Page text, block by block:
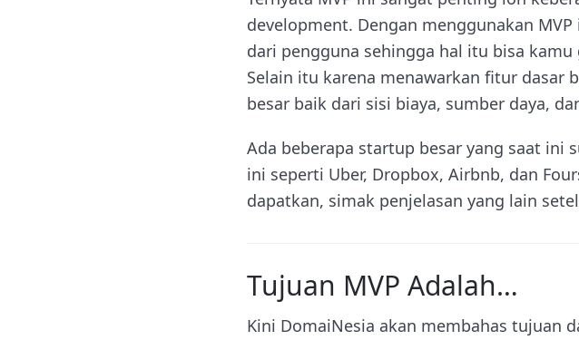
development. Dengan menggunakan
dari pengguna sehingga hal itu bisa
Selain itu karena menawarkan fitur dasar
besar baik dari sisi biaya, sumber daya,
Ada beberapa startup besar yang saat ini
ini seperti Uber, Dropbox, Airbnb, dan
dapatkan, simak penjelasan yang lain
Tujuan MVP Adalah…
Kini DomaiNesia akan membahas tujuan